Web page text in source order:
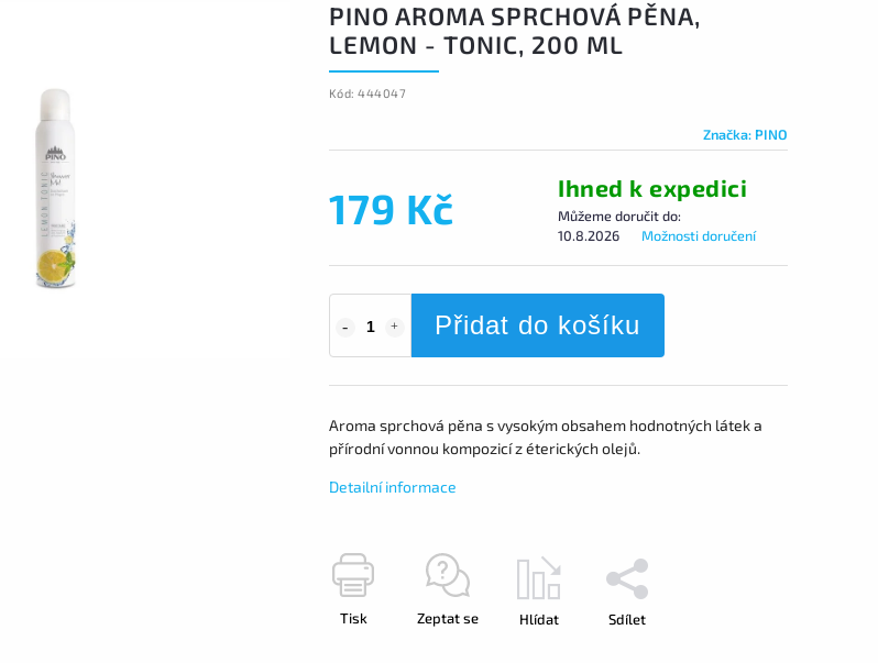
PINO AROMA SPRCHOVÁ PĚNA,
LEMON - TONIC, 200 ML
Kód: 444047
Značka: PINO
179 Kč Ihned k expedici
Můžeme doručit do:
10.8.2026
Možnosti doručení
Přidat do košíku
Aroma sprchová pěna s vysokým obsahem hodnotných látek a
přírodní vonnou kompozicí z éterických olejů.
Detailní informace
Tisk Zeptat se Hlídat Sdílet